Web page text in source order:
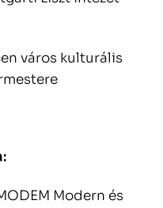
város kulturális
Modern és